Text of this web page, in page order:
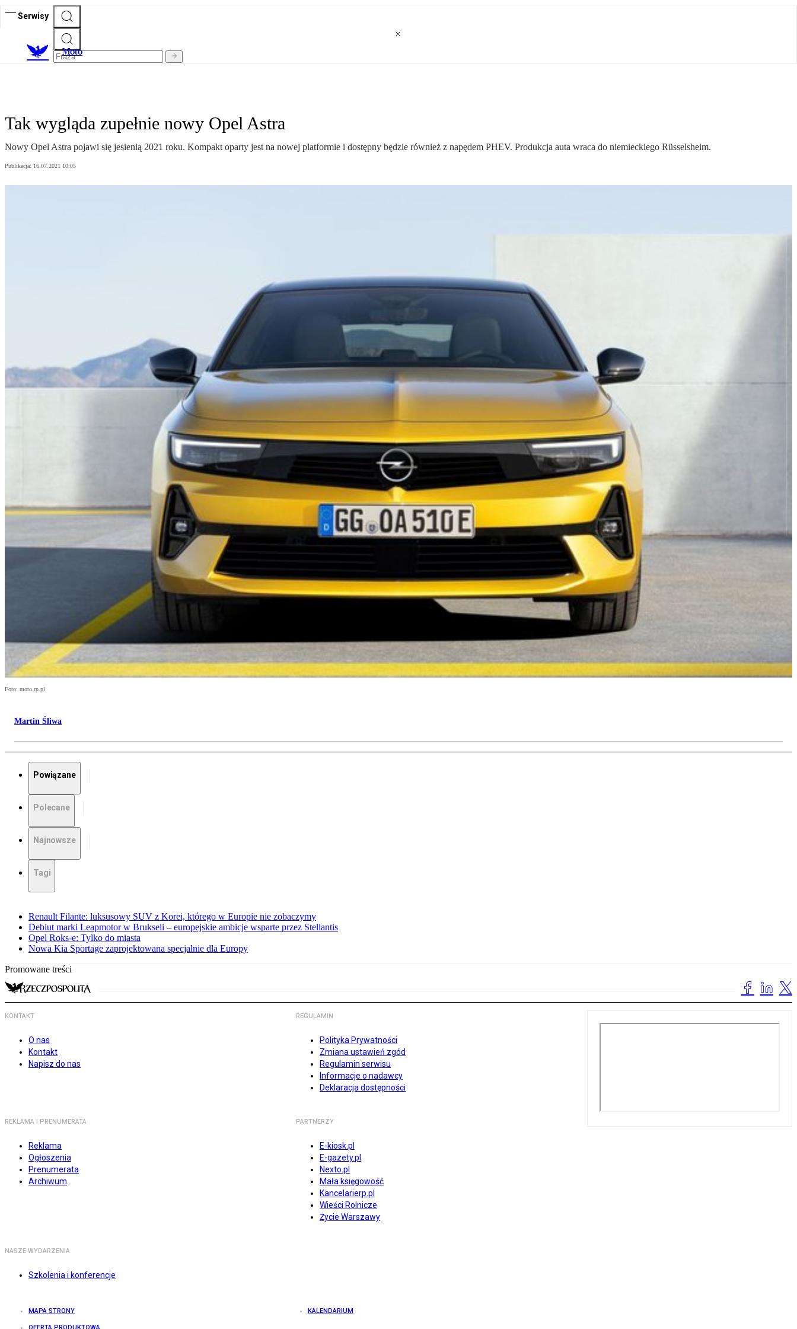
Serwisy
Moto
Tak wygląda zupełnie nowy Opel Astra
Nowy Opel Astra pojawi się jesienią 2021 roku. Kompakt oparty jest na nowej platformie i dostępny będzie również z napędem PHEV. Produkcja auta wraca do niemieckiego Rüsselsheim.
Publikacja: 16.07.2021 10:05
Foto: moto.rp.pl
Martin Śliwa
Powiązane
Polecane
Najnowsze
Tagi
Renault Filante: luksusowy SUV z Korei, którego w Europie nie zobaczymy
Debiut marki Leapmotor w Brukseli – europejskie ambicje wsparte przez Stellantis
Opel Roks-e: Tylko do miasta
Nowa Kia Sportage zaprojektowana specjalnie dla Europy
Promowane treści
KONTAKT
O nas
Kontakt
Napisz do nas
REGULAMIN
Polityka Prywatności
Zmiana ustawień zgód
Regulamin serwisu
Informacje o nadawcy
Deklaracja dostępności
REKLAMA I PRENUMERATA
Reklama
Ogłoszenia
Prenumerata
Archiwum
PARTNERZY
E-kiosk.pl
E-gazety.pl
Nexto.pl
Mała księgowość
Kancelarierp.pl
Wieści Rolnicze
Życie Warszawy
NASZE WYDARZENIA
Szkolenia i konferencje
MAPA STRONY KALENDARIUM